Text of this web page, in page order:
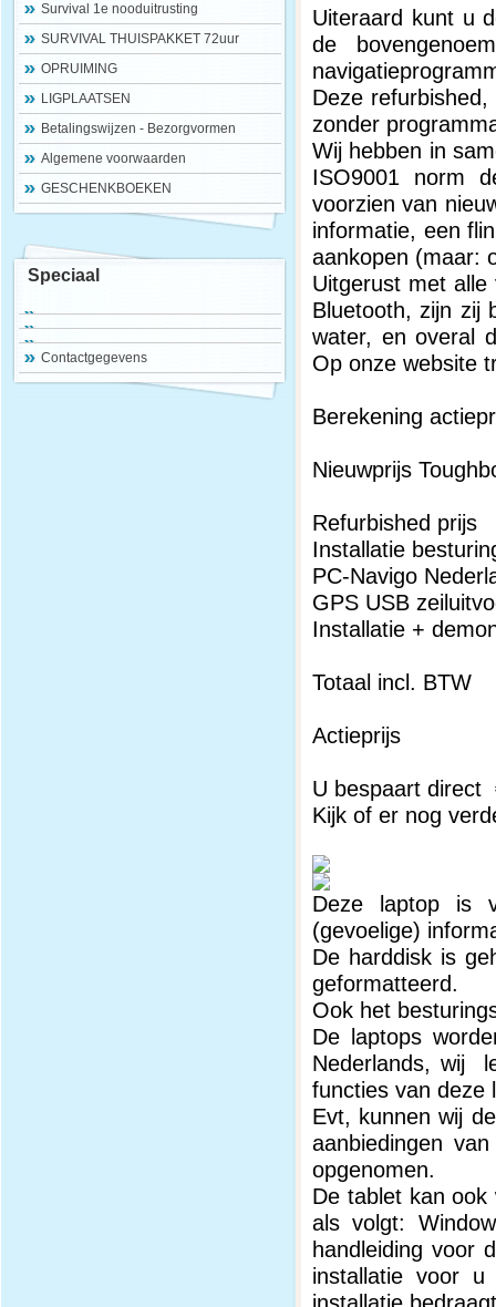
Survival 1e nooduitrusting
SURVIVAL THUISPAKKET 72uur
OPRUIMING
LIGPLAATSEN
Betalingswijzen - Bezorgvormen
Algemene voorwaarden
GESCHENKBOEKEN
Speciaal
Contactgegevens
Uiteraard kunt u
de
Deze
zonder
Wij hebben in
ISO9001 norm
voorzien van
informatie, een
aankopen (maar:
Uitgerust met
Bluetooth, zijn zij
water, en overal
Op onze website
Berekening
Nieuwprijs
Installatie
PC-Navigo
GPS USB
Installatie +
Totaal
U bespaart
Kijk of er nog
Deze laptop is
(gevoelige)
De harddisk is
geformatteerd.
Ook het
De laptops
Nederlands, wij
functies van deze
Evt, kunnen wij
aanbiedingen
opgenomen.
De tablet kan
als volgt:
handleiding voor
installatie voor